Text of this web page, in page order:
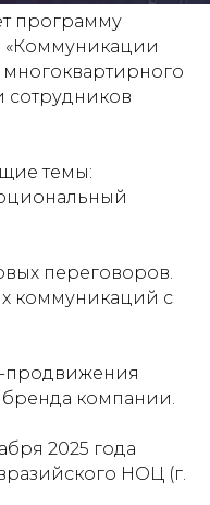
программу
многоквартирного
сотрудников
темы:
переговоров.
коммуникаций с
продвижения
компании.
2025 года
НОЦ (г.